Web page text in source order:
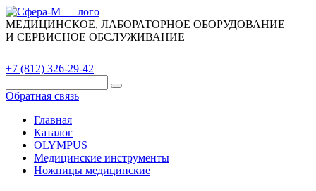
МЕДИЦИНСКОЕ, ЛАБОРАТОРНОЕ ОБОРУДОВАНИЕ
И СЕРВИСНОЕ ОБСЛУЖИВАНИЕ
+7 (812) 326-29-42
Обратная связь
Главная
Каталог
OLYMPUS
Медицинские инструменты
Ножницы медицинские